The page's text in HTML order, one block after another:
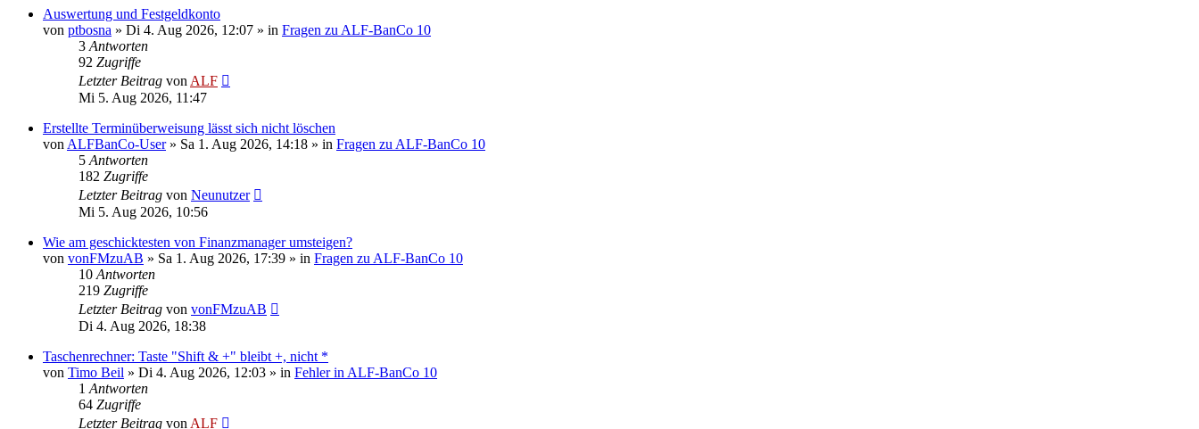
Auswertung und Festgeldkonto
von ptbosna » Di 4. Aug 2026, 12:07 » in Fragen zu ALF-BanCo 10
3 Antworten
92 Zugriffe
Letzter Beitrag von ALF
Mi 5. Aug 2026, 11:47
Erstellte Terminüberweisung lässt sich nicht löschen
von ALFBanCo-User» Sa 1. Aug 2026, 14:18 » in Fragen zu ALF-BanCo 10
5 Antworten
182 Zugriffe
Letzter Beitrag von Neunutzer
Mi 5. Aug 2026, 10:56
Wie am geschicktesten von Finanzmanager umsteigen?
von vonFMzuAB » Sa 1. Aug 2026, 17:39 » in Fragen zu ALF-BanCo 10
10 Antworten
219 Zugriffe
Letzter Beitrag von vonFMzuAB
Di 4. Aug 2026, 18:38
Taschenrechner: Taste "Shift & +" bleibt +, nicht *
von Timo Beil » Di 4. Aug 2026, 12:03 » in Fehler in ALF-BanCo 10
1 Antworten
64 Zugriffe
Letzter Beitrag von ALF